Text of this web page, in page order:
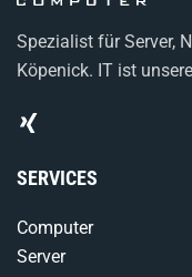
Spezialist für Server,
Köpenick. IT ist
SERVICES
Computer
Server